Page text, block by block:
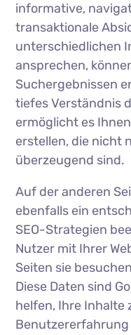
informative,
transaktionale
unterschiedlichen
ansprechen,
Suchergebnissen
tiefes Verständnis
ermöglicht es
erstellen, die nicht
überzeugend sind.
Auf der anderen
ebenfalls ein
SEO-Strategien
Nutzer mit Ihrer
Seiten sie
Diese Daten sind
helfen, Ihre Inhalte
Benutzererfahrung